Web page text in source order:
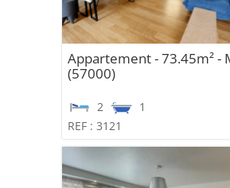
Appartement - 73.45m² -
(57000)
2
1
REF : 3121